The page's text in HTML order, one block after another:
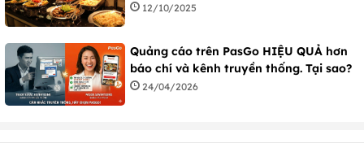
12/10/2025
Quảng cáo trên PasGo HIỆU QUẢ hơn
báo chí và kênh truyền thống. Tại sao?
24/04/2026